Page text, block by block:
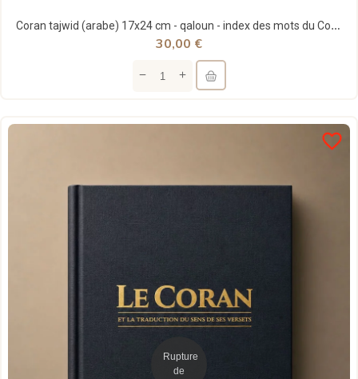
Coran tajwid (arabe) 17x24 cm - qaloun - index des mots du Coran - Dar Al Ma'arifa
30,00 €
favorite_border
Rupture
de